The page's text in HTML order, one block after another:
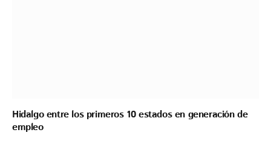
Hidalgo entre los primeros 10 estados en generación de
empleo